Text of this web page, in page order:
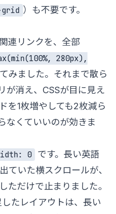
grid ）も不要です。
連リンクを、全部
280px),
みました。それまで散ら
が消え、CSSが目に見え
を1枚増やしても2枚減ら
なくていいのが効きま
0
です。長い英語
ていた横スクロールが、
ただけで止まりました。
たレイアウトは、長い